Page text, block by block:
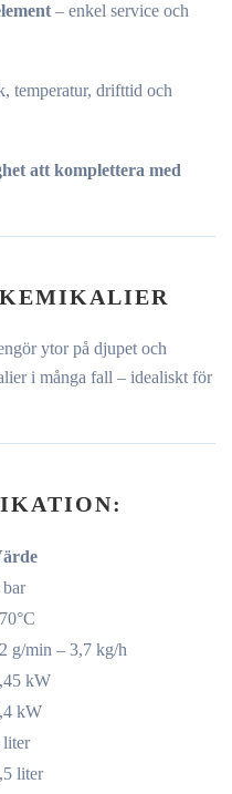
– enkel service och
temperatur, drifttid och
att komplettera med
ytor på djupet och
i många fall – idealiskt för
bar
g/min – 3,7 kg/h
kW
kW
liter
liter